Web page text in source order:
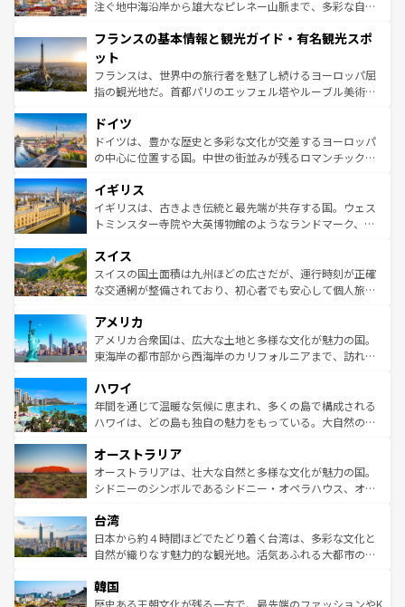
ピザやパスタなど、絶品のイタリア料理を堪能することも
ませてくれるイタリアで、忘れられない旅をしてみよう！
なお、新着のイタリア情報は
しい。
注ぐ地中海沿岸から雄大なピレネー山脈まで、多彩な自然
文化が根付くこの国では、情熱的なフラメンコ、熱気あふ
れる闘牛、そして美味しいタパスが生活の一部となってい
る。首都マドリードの洗練された雰囲気や、バルセロナの
アートに溢れた街角から、地方では古代ローマ遺跡や中世
せる。地方によって風土や気候が異なるスペインはその個
性で訪れる人を魅了する。 なお、新着のスペイン情報は コ
ンテンツ一覧を参照してほしい。
フランスの基本情報と観光ガイド・有名観光スポ
ット
フランスは、世界中の旅行者を魅了し続けるヨーロッパ屈
指の観光地だ。首都パリのエッフェル塔やルーブル美術館
で、幅広い魅力が詰まっている。華麗な宮殿、歴史的な大
聖堂、美しいビーチ、そして豊かな自然が、訪れる者を心
から魅了する。また、フランスは美食の国としても知ら
いる。シャンパンの発祥地であるランス、プロヴァンスの
香り高いラベンダー畑など、多彩な楽しみ方が可能だ。さ
らに、パリ以外の地域にも魅力が溢れており、どの街角に
れる地方に足を運ぶとそれぞれで全く異なる文化を体験で
きるだろう。 なお、新着のフランス情報はコンテンツ一覧
を参照してほしい。
ドイツ
ドイツは、豊かな歴史と多彩な文化が交差するヨーロッパ
の中心に位置する国。中世の街並みが残るロマンチック街
顔を持つこの国は、どこを歩いても飽きることがない。ベ
ルリンの文化的活気、バイエルン州のアルプスの絶景、そ
してライン川沿いのワイン畑といった風景は必見。ビール
は、お酒好きな人にはぜひ体験してほしい。 なお、新着の
ドイツ情報はコンテンツ一覧を参照してほしい。
イギリス
イギリスは、古きよき伝統と最先端が共存する国。ウェス
トミンスター寺院や大英博物館のようなランドマーク、歴
リアごとに異なる魅力がある。また、優雅なアフタヌーン
ティー、ビール好きにはたまらない英国パブ、サッカー観
戦など、本場だからこそできる体験も豊富。イギリスを旅
ンツ一覧を参照してほしい。
スイス
スイスの国土面積は九州ほどの広さだが、運行時刻が正確
な交通網が整備されており、初心者でも安心して個人旅行
の建物がそのまま残る町や、スイスならではのユニークな
博物館もあり、アルプス観光だけでなく町歩きも満喫する
ことができる。国民の所得が高いため物価も高いが、旅行
ば市内交通費無料で観光を楽しむこともできる。 なお、新
着のスイス情報はコンテンツ一覧 を参照してほしい。
アメリカ
アメリカ合衆国は、広大な土地と多様な文化が魅力の国。
東海岸の都市部から西海岸のカリフォルニアまで、訪れる
のような巨大都市は、観光、ショッピング、エンターテイ
ンメントが詰まった刺激的なスポットだ。一方、アメリカ
西部には大自然が広がり、グランドキャニオンやイエロー
部のニューオーリンズでは、音楽と美食が融合した独特の
文化が魅力。旅行者はアメリカの各地域で異なる魅力を楽
しみながら、その多様性と豊かな歴史を感じることができ
ならではの贅沢な旅のスタイルだ。 なお、新着のアメリカ
情報はコンテンツ一覧を参照してほしい。
ハワイ
年間を通じて温暖な気候に恵まれ、多くの島で構成される
ハワイは、どの島も独自の魅力をもっている。大自然の神
ワイ島は見逃せない。また、定番の観光地といえばオアフ
島だが、静かな自然を求めるならマウイ島やカウアイ島が
おすすめ。エメラルドグリーンに輝く海をはじめ、豊かな
れるおもてなしの心で訪れる人々を迎えてくれるハワイの
人々、おいしいローカルフードやハワイアンミュージッ
ク、伝統的なフラダンスなど、すべてがハワイの魅力を彩
ワイを、存分に味わってほしい。 なお、新着のハワイ情報
はコンテンツ一覧を参照してほしい。
オーストラリア
オーストラリアは、壮大な自然と多様な文化が魅力の国。
シドニーのシンボルであるシドニー・オペラハウス、オー
リアリーフや大陸中央部にそびえるウルル（エアーズロッ
ク）、タスマニアの美しい原生林やケアンズの熱帯雨林な
ど、見どころがたくさん。また、カフェやワイン、オージ
いる。アクティビティも充実しており、サーフィンやダイ
ビング、ハイキングなど、アウトドア好きにはたまらな
台湾
日本から約４時間ほどでたどり着く台湾は、多彩な文化と
自然が織りなす魅力的な観光地。活気あふれる大都市の台
ン）、静ひつな山岳地帯である台湾東部など、都市の喧騒
と山間の静けさが共存しており、訪れる人に新しい発見と
韓国
歴史ある王朝文化が残る一方で、最先端のファッションやK